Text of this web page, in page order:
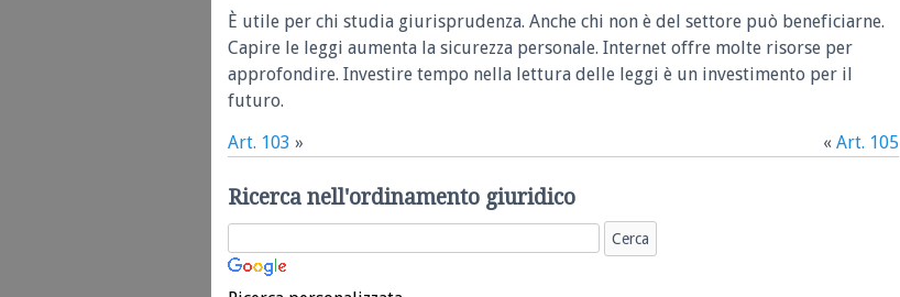
È utile per chi studia giurisprudenza. Anche chi non è del settore può beneficiarne.
Capire le leggi aumenta la sicurezza personale. Internet offre molte risorse per
approfondire. Investire tempo nella lettura delle leggi è un investimento per il
futuro.
Art. 103 » « Art. 105
Ricerca nell'ordinamento giuridico